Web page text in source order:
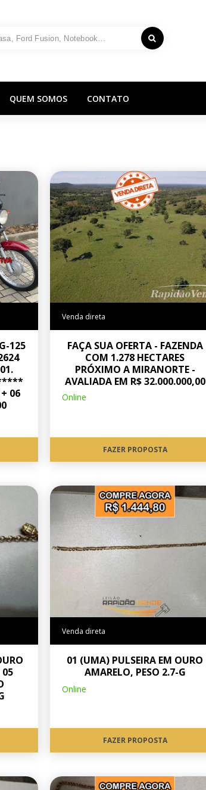
QUEM SOMOS CONTATO
125
06
Venda direta
FAÇA SUA OFERTA - FAZENDA
COM 1.278 HECTARES
PRÓXIMO A MIRANORTE -
AVALIADA EM R$ 32.000.000,00
Online
FAZER PROPOSTA
05
Venda direta
01 (UMA) PULSEIRA EM OURO
AMARELO, PESO 2.7-G
Online
FAZER PROPOSTA